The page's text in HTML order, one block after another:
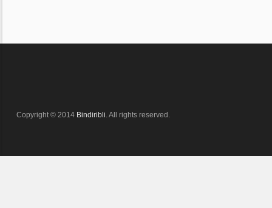
Copyright © 2014 Bindiribli. All rights reserved.